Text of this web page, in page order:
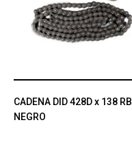
CADENA DID 428D x 138 RB
NEGRO